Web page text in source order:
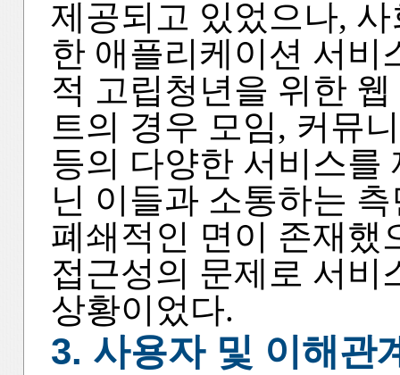
제공되고 있었으나,
한 애플리케이션 서비
적 고립청년을 위한
트의 경우 모임, 커뮤
등의 다양한 서비스를
닌 이들과 소통하는
폐쇄적인 면이 존재했
접근성의 문제로 서비
상황이었다.
3. 사용자 및 이해관